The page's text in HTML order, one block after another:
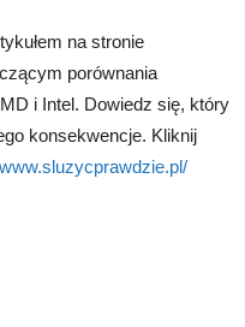
na stronie
porównania
i Intel. Dowiedz się, który
konsekwencje. Kliknij